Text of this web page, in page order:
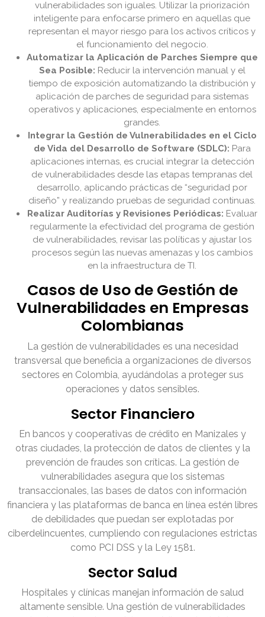
vulnerabilidades son iguales. Utilizar la priorización
inteligente para enfocarse primero en aquellas que
representan el mayor riesgo para los activos críticos y
el funcionamiento del negocio.
Automatizar la Aplicación de Parches Siempre que
Sea Posible: Reducir la intervención manual y el
tiempo de exposición automatizando la distribución y
aplicación de parches de seguridad para sistemas
operativos y aplicaciones, especialmente en entornos
grandes.
Integrar la Gestión de Vulnerabilidades en el Ciclo
de Vida del Desarrollo de Software (SDLC): Para
aplicaciones internas, es crucial integrar la detección
de vulnerabilidades desde las etapas tempranas del
desarrollo, aplicando prácticas de “seguridad por
diseño” y realizando pruebas de seguridad continuas.
Realizar Auditorías y Revisiones Periódicas: Evaluar
regularmente la efectividad del programa de gestión
de vulnerabilidades, revisar las políticas y ajustar los
procesos según las nuevas amenazas y los cambios
en la infraestructura de TI.
Casos de Uso de Gestión de
Vulnerabilidades en Empresas
Colombianas
La gestión de vulnerabilidades es una necesidad
transversal que beneficia a organizaciones de diversos
sectores en Colombia, ayudándolas a proteger sus
operaciones y datos sensibles.
Sector Financiero
En bancos y cooperativas de crédito en Manizales y
otras ciudades, la protección de datos de clientes y la
prevención de fraudes son críticas. La gestión de
vulnerabilidades asegura que los sistemas
transaccionales, las bases de datos con información
financiera y las plataformas de banca en línea estén libres
de debilidades que puedan ser explotadas por
ciberdelincuentes, cumpliendo con regulaciones estrictas
como PCI DSS y la Ley 1581.
Sector Salud
Hospitales y clínicas manejan información de salud
altamente sensible. Una gestión de vulnerabilidades